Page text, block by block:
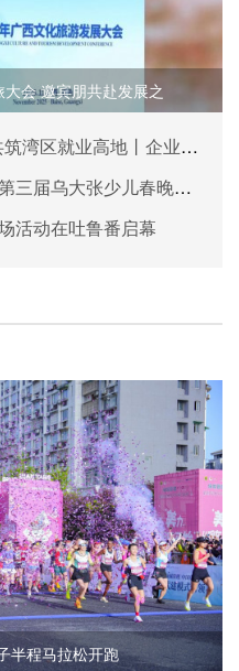
会 邀宾朋共赴发展之
深化人才合作发展，共筑湾区就业高地丨企业招聘会暨南沙IFC新
第九届“乌大张”春晚暨第三届乌大张少儿春晚节目征集启动
活动在吐鲁番启幕
半程马拉松开跑